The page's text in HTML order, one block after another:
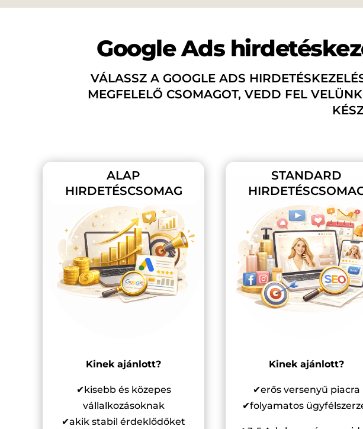
Google Ads
VÁLASSZ A GOOGLE ADS
MEGFELELŐ CSOMAGOT, VEDD FEL
ALAP
HIRDETÉSCSOMAG
Kinek ajánlott?
✔kisebb és közepes
vállalkozásoknak
✔akik stabil érdeklődőket
STANDARD
Kinek ajánlott?
✔erős versenyű piacra
✔folyamatos